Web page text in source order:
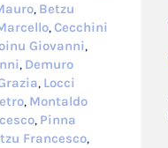
, Betzu
,Cecchini
Giovanni,
, Demuro
, Locci
, Montaldo
, Pinna
Francesco,